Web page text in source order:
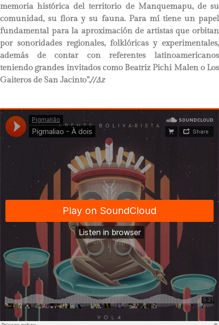
memoria histórica del territorio de Manquemapu, de su
comunidad, su flora y su fauna. Para mí tiene un papel
fundamental para la aproximación de artistas que orbitan
por sonoridades regionales, folklóricas y experimentales,
además de contar con referentes latinoamericanos
teniendo grandes invitados como Beatriz Pichi Malen o Los
Gaiteros de San Jacinto”.//∆z